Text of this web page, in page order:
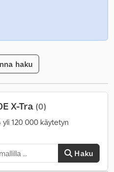
haku
X-Tra (0)
120 000 käytetyn
Haku